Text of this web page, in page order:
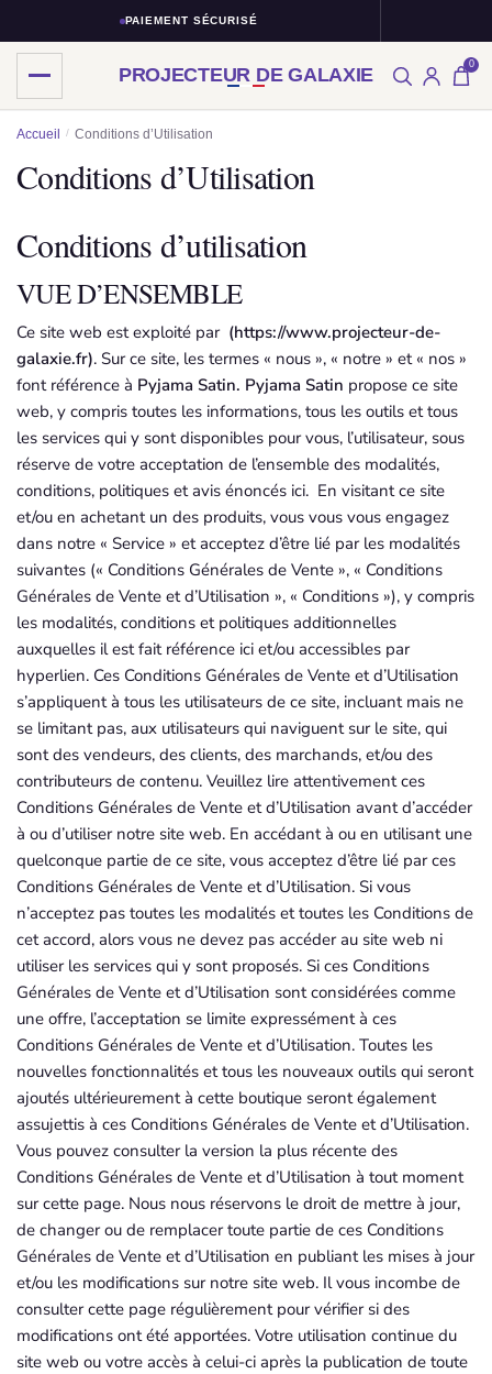
PAIEMENT SÉCURISÉ
PROJECTEUR DE GALAXIE 0
navigation
content
Accueil / Conditions d’Utilisation
Conditions d’Utilisation
Conditions d’utilisation
VUE D’ENSEMBLE
Ce site web est exploité par (https://www.projecteur-de-
galaxie.fr). Sur ce site, les termes « nous », « notre » et « nos »
font référence à Pyjama Satin. Pyjama Satin propose ce site
web, y compris toutes les informations, tous les outils et tous
les services qui y sont disponibles pour vous, l’utilisateur, sous
réserve de votre acceptation de l’ensemble des modalités,
conditions, politiques et avis énoncés ici. En visitant ce site
et/ou en achetant un des produits, vous vous vous engagez
dans notre « Service » et acceptez d’être lié par les modalités
suivantes (« Conditions Générales de Vente », « Conditions
Générales de Vente et d’Utilisation », « Conditions »), y compris
les modalités, conditions et politiques additionnelles
auxquelles il est fait référence ici et/ou accessibles par
hyperlien. Ces Conditions Générales de Vente et d’Utilisation
s’appliquent à tous les utilisateurs de ce site, incluant mais ne
se limitant pas, aux utilisateurs qui naviguent sur le site, qui
sont des vendeurs, des clients, des marchands, et/ou des
contributeurs de contenu. Veuillez lire attentivement ces
Conditions Générales de Vente et d’Utilisation avant d’accéder
à ou d’utiliser notre site web. En accédant à ou en utilisant une
quelconque partie de ce site, vous acceptez d’être lié par ces
Conditions Générales de Vente et d’Utilisation. Si vous
n’acceptez pas toutes les modalités et toutes les Conditions de
cet accord, alors vous ne devez pas accéder au site web ni
utiliser les services qui y sont proposés. Si ces Conditions
Générales de Vente et d’Utilisation sont considérées comme
une offre, l’acceptation se limite expressément à ces
Conditions Générales de Vente et d’Utilisation. Toutes les
nouvelles fonctionnalités et tous les nouveaux outils qui seront
ajoutés ultérieurement à cette boutique seront également
assujettis à ces Conditions Générales de Vente et d’Utilisation.
Vous pouvez consulter la version la plus récente des
Conditions Générales de Vente et d’Utilisation à tout moment
sur cette page. Nous nous réservons le droit de mettre à jour,
de changer ou de remplacer toute partie de ces Conditions
Générales de Vente et d’Utilisation en publiant les mises à jour
et/ou les modifications sur notre site web. Il vous incombe de
consulter cette page régulièrement pour vérifier si des
modifications ont été apportées. Votre utilisation continue du
site web ou votre accès à celui-ci après la publication de toute